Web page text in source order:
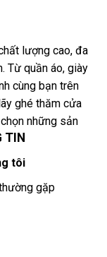
lượng cao, đa
Từ quần áo, giày
cùng bạn trên
ghé thăm cửa
những sản
TIN
tôi
gặp